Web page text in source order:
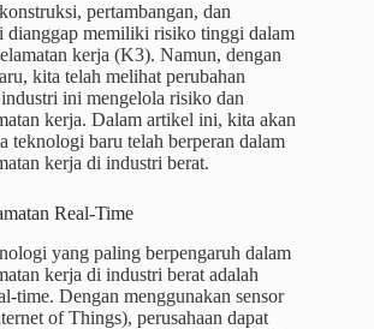
pertambangan, dan
dianggap memiliki risiko tinggi dalam
kerja (K3). Namun, dengan
kita telah melihat perubahan
ini mengelola risiko dan
kerja. Dalam artikel ini, kita akan
teknologi baru telah berperan dalam
kerja di industri berat.
Real-Time
yang paling berpengaruh dalam
kerja di industri berat adalah
time. Dengan menggunakan sensor
of Things), perusahaan dapat